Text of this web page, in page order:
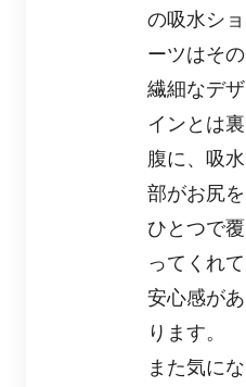
の吸水ショ
ーツはその
繊細なデザ
インとは裏
腹に、吸水
部がお尻を
ひとつで覆
ってくれて
安心感があ
ります。
また気にな